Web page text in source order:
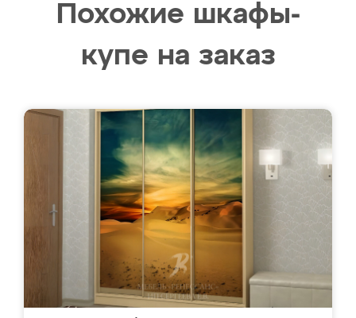
Похожие шкафы-
купе на заказ